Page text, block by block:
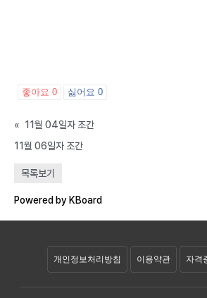
좋아요 0 싫어요 0
« 11월 04일자 조간
11월 06일자 조간
목록보기
Powered by KBoard
개인정보처리방침 이용약관 자격